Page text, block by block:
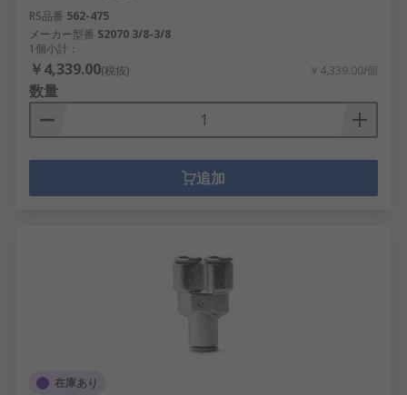
RS品番 562-475
メーカー型番 S2070 3/8-3/8
1個小計：
￥4,339.00(税抜) ￥4,339.00/個
数量
追加
在庫あり